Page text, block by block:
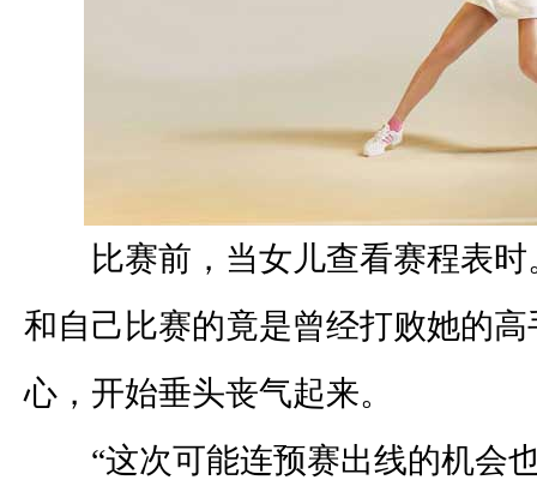
比赛前，当女儿查看赛程表时
和自己比赛的竟是曾经打败她的
心，开始垂头丧气起来。
“这次可能连预赛出线的机会